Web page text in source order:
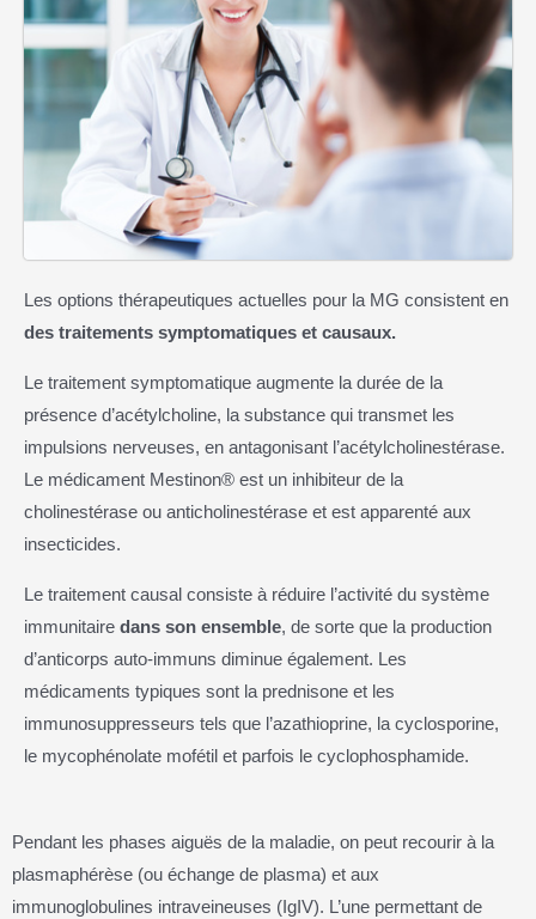
Les options thérapeutiques actuelles pour la MG consistent en
des traitements symptomatiques et causaux.
Le traitement symptomatique augmente la durée de la
présence d’acétylcholine, la substance qui transmet les
impulsions nerveuses, en antagonisant l’acétylcholinestérase.
Le médicament Mestinon® est un inhibiteur de la
cholinestérase ou anticholinestérase et est apparenté aux
insecticides.
Le traitement causal consiste à réduire l’activité du système
immunitaire dans son ensemble, de sorte que la production
d’anticorps auto-immuns diminue également. Les
médicaments typiques sont la prednisone et les
immunosuppresseurs tels que l’azathioprine, la cyclosporine,
le mycophénolate mofétil et parfois le cyclophosphamide.
Pendant les phases aiguës de la maladie, on peut recourir à la
plasmaphérèse (ou échange de plasma) et aux
immunoglobulines intraveineuses (IgIV). L’une permettant de